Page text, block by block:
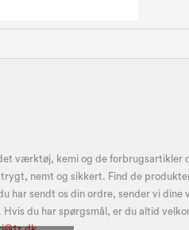
værktøj, kemi og de forbrugsartikler
nemt og sikkert. Find de
har sendt os din ordre, sender vi dine
du har spørgsmål, er du altid